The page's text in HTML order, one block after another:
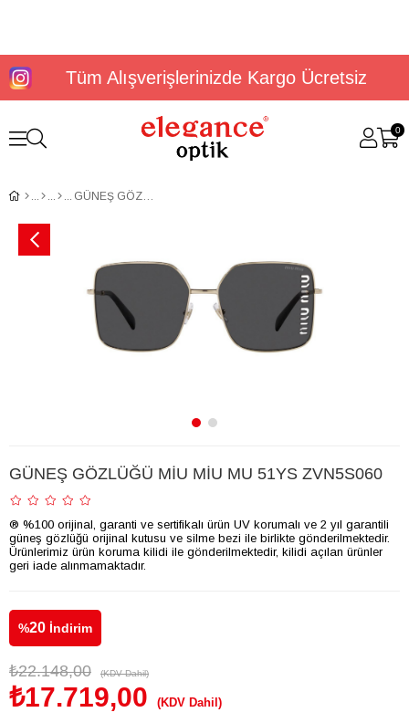
Tüm Alışverişlerinizde Kargo Ücretsiz
0
GÜNEŞ GÖZLÜĞÜ MİU MİU MU 51YS ZVN5S060
GÜNEŞ GÖZLÜĞÜ MİU MİU MU 51YS ZVN5S060
® %100 orijinal, garanti ve sertifikalı ürün UV korumalı ve 2 yıl garantili
güneş gözlüğü orijinal kutusu ve silme bezi ile birlikte gönderilmektedir.
Ürünlerimiz ürün koruma kilidi ile gönderilmektedir, kilidi açılan ürünler
geri iade alınmamaktadır.
%20 İndirim
₺22.148,00 (KDV Dahil)
₺17.719,00 (KDV Dahil)